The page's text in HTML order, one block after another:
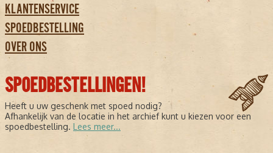
KLANTENSERVICE
SPOEDBESTELLING
OVER ONS
SPOEDBESTELLINGEN!
Heeft u uw geschenk met spoed nodig?
Afhankelijk van de locatie in het archief kunt u kiezen voor een
spoedbestelling. Lees meer...